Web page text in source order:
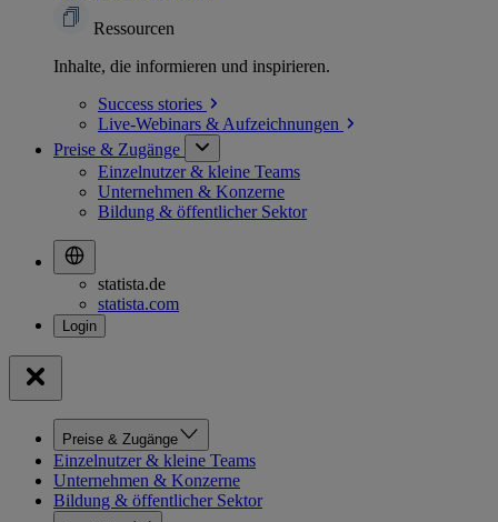
Ressourcen
Inhalte, die informieren und inspirieren.
Success stories
Live-Webinars & Aufzeichnungen
Preise & Zugänge
Einzelnutzer & kleine Teams
Unternehmen & Konzerne
Bildung & öffentlicher Sektor
statista.de
statista.com
Preise & Zugänge
Einzelnutzer & kleine Teams
Unternehmen & Konzerne
Bildung & öffentlicher Sektor